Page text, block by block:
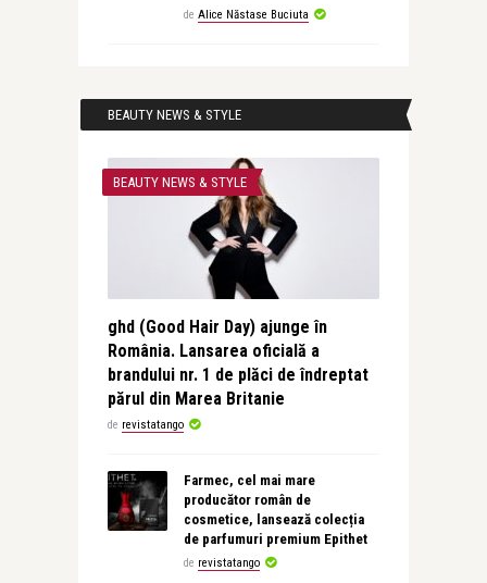
de Alice Năstase Buciuta
BEAUTY NEWS & STYLE
BEAUTY NEWS & STYLE
ghd (Good Hair Day) ajunge în
România. Lansarea oficială a
brandului nr. 1 de plăci de îndreptat
părul din Marea Britanie
de revistatango
Farmec, cel mai mare
producător român de
cosmetice, lansează colecția
de parfumuri premium Epithet
de revistatango